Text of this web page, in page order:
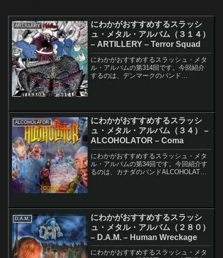
ARTILLERY
にわかがおすすめするスラッシ
ュ・メタル・アルバム（３１４）
– ARTILLERY – Terror Squad
にわかがおすすめするスラッシュ・メタ
ル・アルバムの第314回です。今回紹介
するのは、デンマークのバンド
ALCOHOLATOR
にわかがおすすめするスラッシ
ュ・メタル・アルバム（３４） –
ALCOHOLATOR – Coma
にわかがおすすめするスラッシュ・メタ
ル・アルバムの第34回です。今回紹介す
るのは、カナダのバンドALCOHOLATOR
D.A.M.
にわかがおすすめするスラッシ
ュ・メタル・アルバム（２８０）
– D.A.M. – Human Wreckage
にわかがおすすめするスラッシュ・メタ